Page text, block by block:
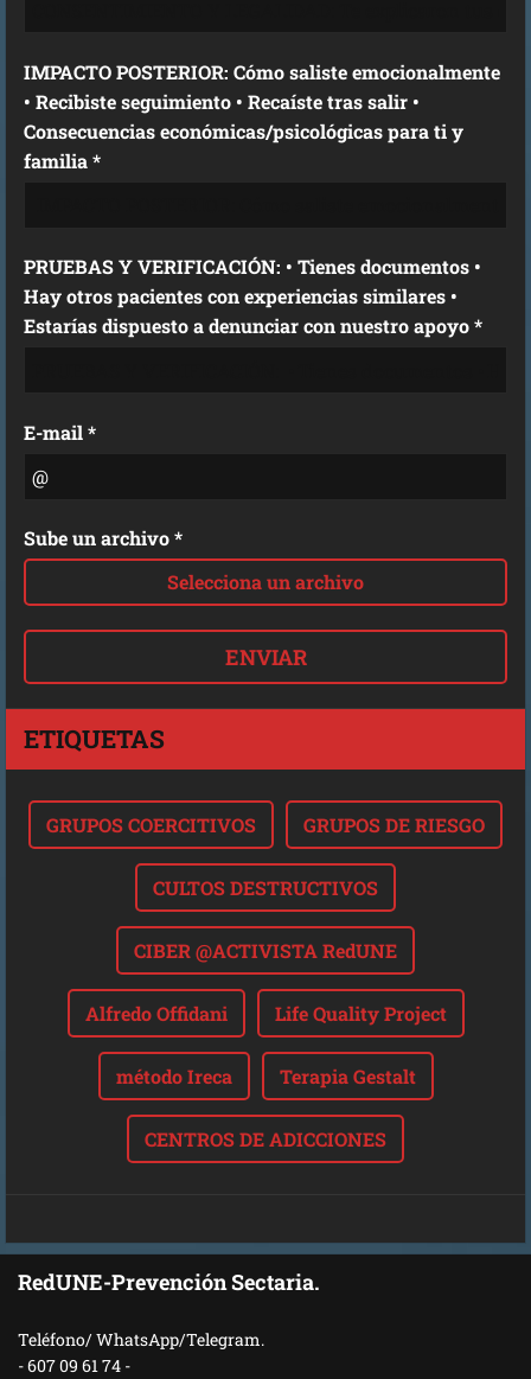
IMPACTO POSTERIOR: Cómo saliste emocionalmente
• Recibiste seguimiento • Recaíste tras salir •
Consecuencias económicas/psicológicas para ti y
familia *
PRUEBAS Y VERIFICACIÓN: • Tienes documentos •
Hay otros pacientes con experiencias similares •
Estarías dispuesto a denunciar con nuestro apoyo *
E-mail *
Sube un archivo *
Selecciona un archivo
ETIQUETAS
GRUPOS COERCITIVOS GRUPOS DE RIESGO
CULTOS DESTRUCTIVOS
CIBER @ACTIVISTA RedUNE
Alfredo Offidani Life Quality Project
método Ireca Terapia Gestalt
CENTROS DE ADICCIONES
RedUNE-Prevención Sectaria.
Teléfono/ WhatsApp/Telegram.
- 607 09 61 74 -